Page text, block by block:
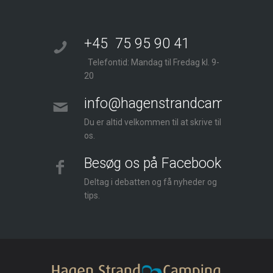
+45 75 95 90 41
Telefontid: Mandag til Fredag kl. 9-
20
info@hagenstrandcamping.dk
Du er altid velkommen til at skrive til
os.
Besøg os på Facebook
Deltag i debatten og få nyheder og
tips.